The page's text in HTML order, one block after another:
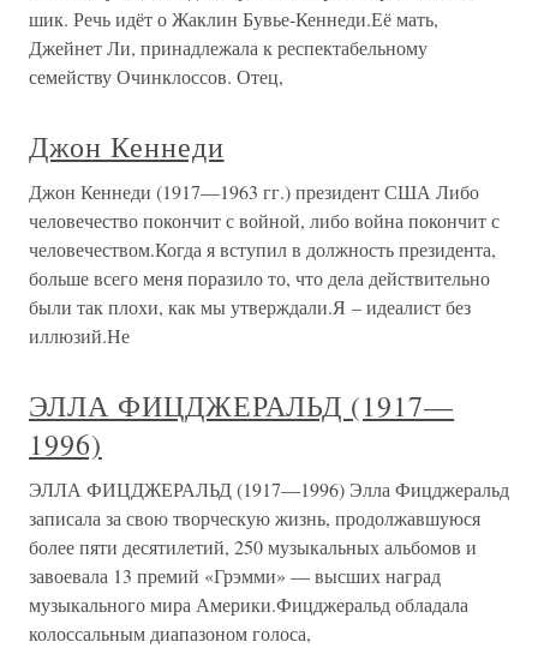
шик. Речь идёт о Жаклин Бувье-Кеннеди.Её мать,
Джейнет Ли, принадлежала к респектабельному
семейству Очинклоссов. Отец,
Джон Кеннеди
Джон Кеннеди (1917—1963 гг.) президент США Либо
человечество покончит с войной, либо война покончит с
человечеством.Когда я вступил в должность президента,
больше всего меня поразило то, что дела действительно
были так плохи, как мы утверждали.Я – идеалист без
иллюзий.Не
ЭЛЛА ФИЦДЖЕРАЛЬД (1917—
1996)
ЭЛЛА ФИЦДЖЕРАЛЬД (1917—1996) Элла Фицджеральд
записала за свою творческую жизнь, продолжавшуюся
более пяти десятилетий, 250 музыкальных альбомов и
завоевала 13 премий «Грэмми» — высших наград
музыкального мира Америки.Фицджеральд обладала
колоссальным диапазоном голоса,